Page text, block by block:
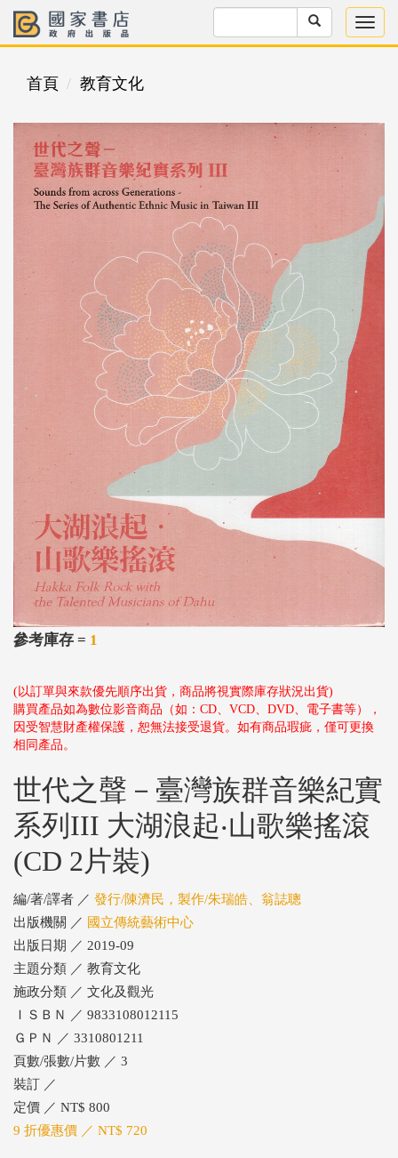
首頁 教育文化
參考庫存 = 1
(以訂單與來款優先順序出貨，商品將視實際庫存狀況出貨)
購買產品如為數位影音商品（如：CD、VCD、DVD、電子書等），
因受智慧財產權保護，恕無法接受退貨。如有商品瑕疵，僅可更換
相同產品。
世代之聲－臺灣族群音樂紀實
系列III 大湖浪起‧山歌樂搖滾
(CD 2片裝)
編/著/譯者 ／ 發行/陳濟民，製作/朱瑞皓、翁誌聰
出版機關 ／ 國立傳統藝術中心
出版日期 ／ 2019-09
主題分類 ／ 教育文化
施政分類 ／ 文化及觀光
ＩＳＢＮ ／ 9833108012115
ＧＰＮ ／ 3310801211
頁數/張數/片數 ／ 3
裝訂 ／
定價 ／ NT$ 800
9 折優惠價 ／ NT$ 720